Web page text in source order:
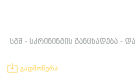
სგშ - სკრინინგის განცხადება -
გადმოწერა